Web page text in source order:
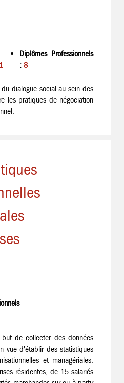
1
Diplômes Professionnels
: 8
dialogue social au sein des
les pratiques de négociation
de collecter des données
vue d'établir des statistiques
et managériales.
résidentes, de 15 salariés